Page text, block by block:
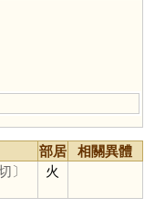
部居
相關異體
〕
火